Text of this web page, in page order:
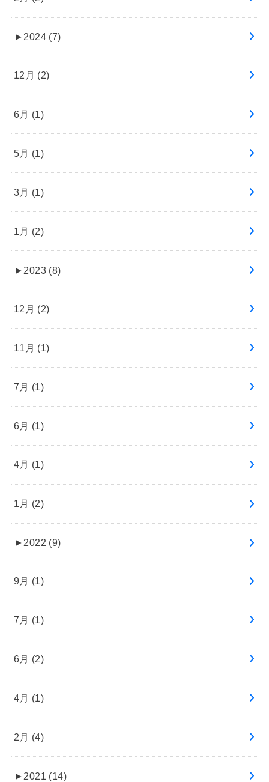
► 2024 (7)
12月 (2)
6月 (1)
5月 (1)
3月 (1)
1月 (2)
► 2023 (8)
12月 (2)
11月 (1)
7月 (1)
6月 (1)
4月 (1)
1月 (2)
► 2022 (9)
9月 (1)
7月 (1)
6月 (2)
4月 (1)
2月 (4)
► 2021 (14)